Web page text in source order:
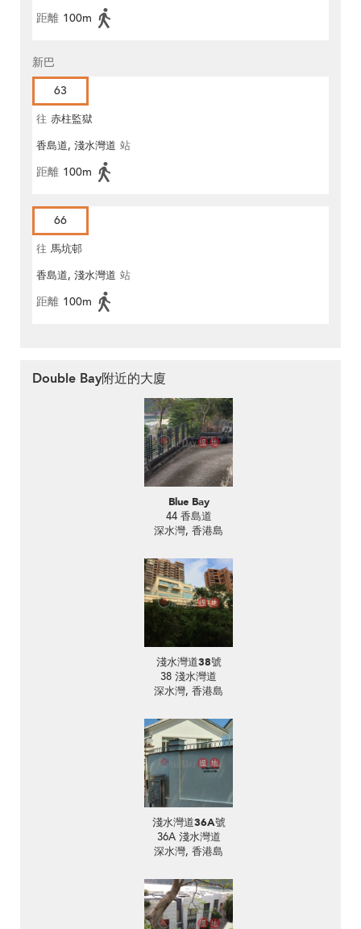
距離 100m
新巴
63
往 赤柱監獄
香島道, 淺水灣道 站
距離 100m
66
往 馬坑邨
香島道, 淺水灣道 站
距離 100m
Double Bay附近的大廈
Blue Bay
44 香島道
深水灣, 香港島
淺水灣道38號
38 淺水灣道
深水灣, 香港島
淺水灣道36A號
36A 淺水灣道
深水灣, 香港島